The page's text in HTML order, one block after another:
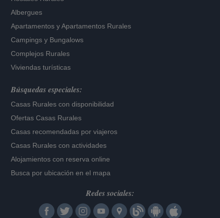
Albergues
Apartamentos yApartamentos Rurales
Campings y Bungalows
Complejos Rurales
Viviendas turísticas
Búsquedas especiales:
Casas Rurales con disponibilidad
Ofertas Casas Rurales
Casas recomendadas por viajeros
Casas Rurales con actividades
Alojamientos con reserva online
Busca por ubicación en el mapa
Redes sociales: